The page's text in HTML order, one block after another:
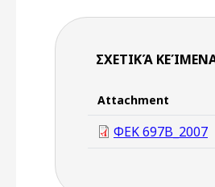
ΣΧΕΤΙΚΆ
Attachment
ΦΕΚ 697Β_2007